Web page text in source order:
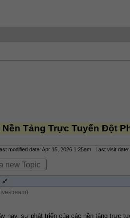
Tảng Trực Tuyến Đột
modified date: Apr 15, 2026 1:25am Last visit date:
new Topic
nay, sự phát triển của các nền tảng trực